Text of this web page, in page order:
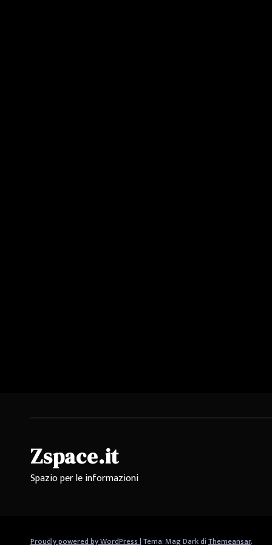
Zspace.it
Spazio per le informazioni
Proudly powered by WordPress|Tema: Mag Dark diThemeansar.